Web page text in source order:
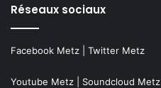
Réseaux sociaux
Facebook Metz Twitter Metz
Youtube Metz Soundcloud Metz